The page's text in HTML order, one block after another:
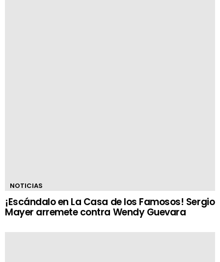
NOTICIAS
¡Escándalo en La Casa de los Famosos! Sergio
Mayer arremete contra Wendy Guevara